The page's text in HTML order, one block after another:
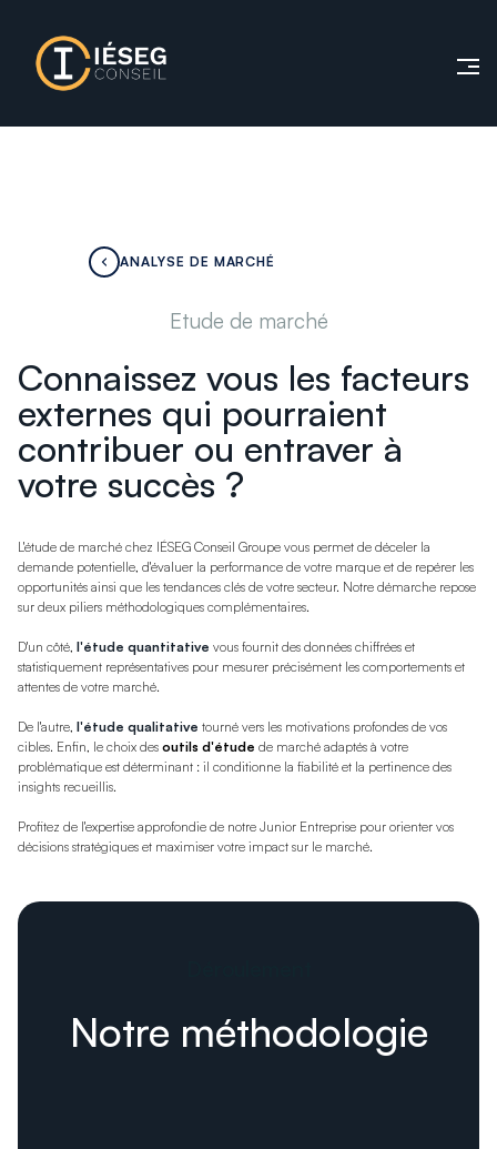
ANALYSE DE MARCHÉ
Etude de marché
Connaissez vous les facteurs
externes qui pourraient
contribuer ou entraver à
votre succès ?
L'étude de marché chez IÉSEG Conseil Groupe vous permet de déceler la
demande potentielle, d'évaluer la performance de votre marque et de repérer les
opportunités ainsi que les tendances clés de votre secteur. Notre démarche repose
sur deux piliers méthodologiques complémentaires.
D'un côté, l'étude quantitative vous fournit des données chiffrées et
statistiquement représentatives pour mesurer précisément les comportements et
attentes de votre marché.
De l'autre, l'étude qualitative tourné vers les motivations profondes de vos
cibles. Enfin, le choix des outils d'étude de marché adaptés à votre
problématique est déterminant : il conditionne la fiabilité et la pertinence des
insights recueillis.
Profitez de l'expertise approfondie de notre Junior Entreprise pour orienter vos
décisions stratégiques et maximiser votre impact sur le marché.
Notre méthodologie